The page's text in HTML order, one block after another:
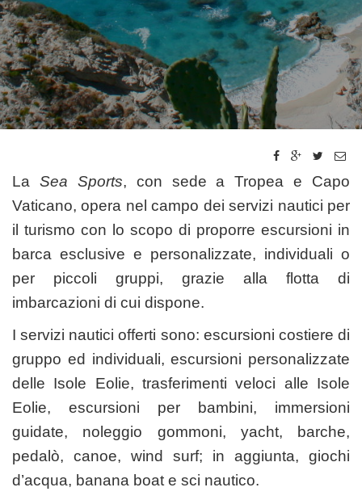
La Sea Sports, con sede a Tropea e Capo
Vaticano, opera nel campo dei servizi nautici per
il turismo con lo scopo di proporre escursioni in
barca esclusive e personalizzate, individuali o
per piccoli gruppi, grazie alla flotta di
imbarcazioni di cui dispone.
I servizi nautici offerti sono: escursioni costiere di
gruppo ed individuali, escursioni personalizzate
delle Isole Eolie, trasferimenti veloci alle Isole
Eolie, escursioni per bambini, immersioni
guidate, noleggio gommoni, yacht, barche,
pedalò, canoe, wind surf; in aggiunta, giochi
d’acqua, banana boat e sci nautico.